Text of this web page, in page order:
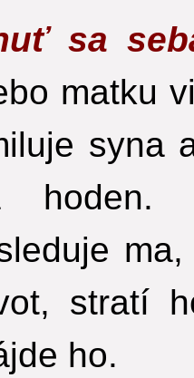
sa
matku
syna
stratí
ho.